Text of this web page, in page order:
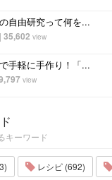
自由研究って何を...
| 35,602 view
手軽に手作り！「...
view
キーワード
レシピ (692)